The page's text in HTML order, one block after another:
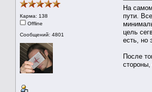
Карма: 138
Offline
Сообщений: 4801
На
пути.
цель
есть, но
После